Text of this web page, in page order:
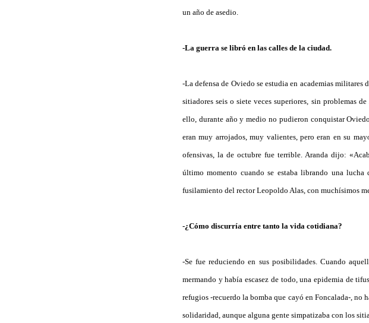
un año de asedio.
-La guerra se libró en las calles de la ciudad.
-La defensa de Oviedo se estudia en academias
sitiadores seis o siete veces superiores, sin problemas
ello, durante año y medio no pudieron conquistar
eran muy arrojados, muy valientes, pero eran en su
ofensivas, la de octubre fue terrible. Aranda dijo:
último momento cuando se estaba librando una
fusilamiento del rector Leopoldo Alas, con muchísimos
-¿Cómo discurría entre tanto la vida cotidiana?
-Se fue reduciendo en sus posibilidades. Cuando
mermando y había escasez de todo, una epidemia de
refugios -recuerdo la bomba que cayó en Foncalada-,
solidaridad, aunque alguna gente simpatizaba con los